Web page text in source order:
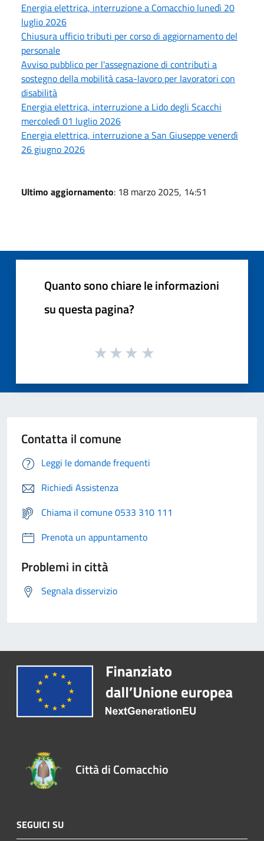
Energia elettrica, interruzione a Comacchio lunedì 20
luglio 2026
Chiusura ufficio tributi per corso di aggiornamento del
personale
Avviso pubblico per l'assegnazione di contributi a
sostegno della mobilità casa-lavoro per lavoratori con
disabilità
Energia elettrica, interruzione a Lido degli Scacchi
mercoledì 01 luglio 2026
Energia elettrica, interruzione a San Giuseppe venerdì
26 giugno 2026
Ultimo aggiornamento: 18 marzo 2025, 14:51
Quanto sono chiare le informazioni
su questa pagina?
Contatta il comune
Leggi le domande frequenti
Richiedi Assistenza
Chiama il comune 0533 310 111
Prenota un appuntamento
Problemi in città
Segnala disservizio
Città di Comacchio
SEGUICI SU